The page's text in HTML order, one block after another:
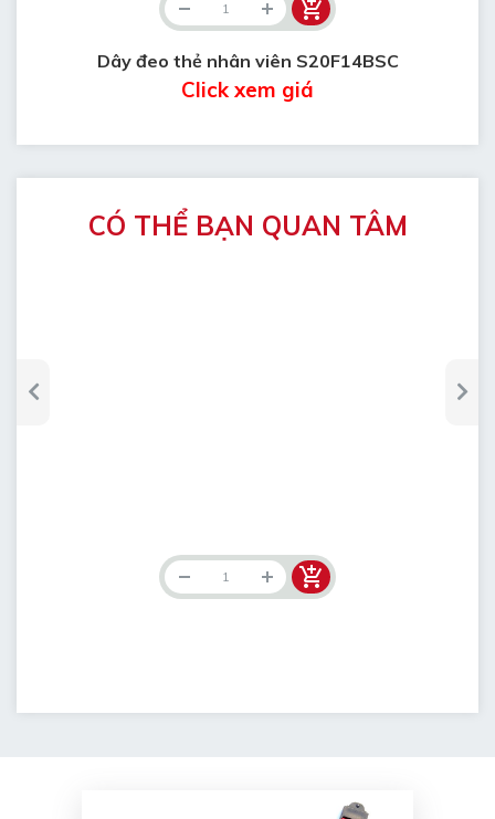
Dây đeo thẻ nhân viên S20F14BSC
Click xem giá
CÓ THỂ BẠN QUAN TÂM